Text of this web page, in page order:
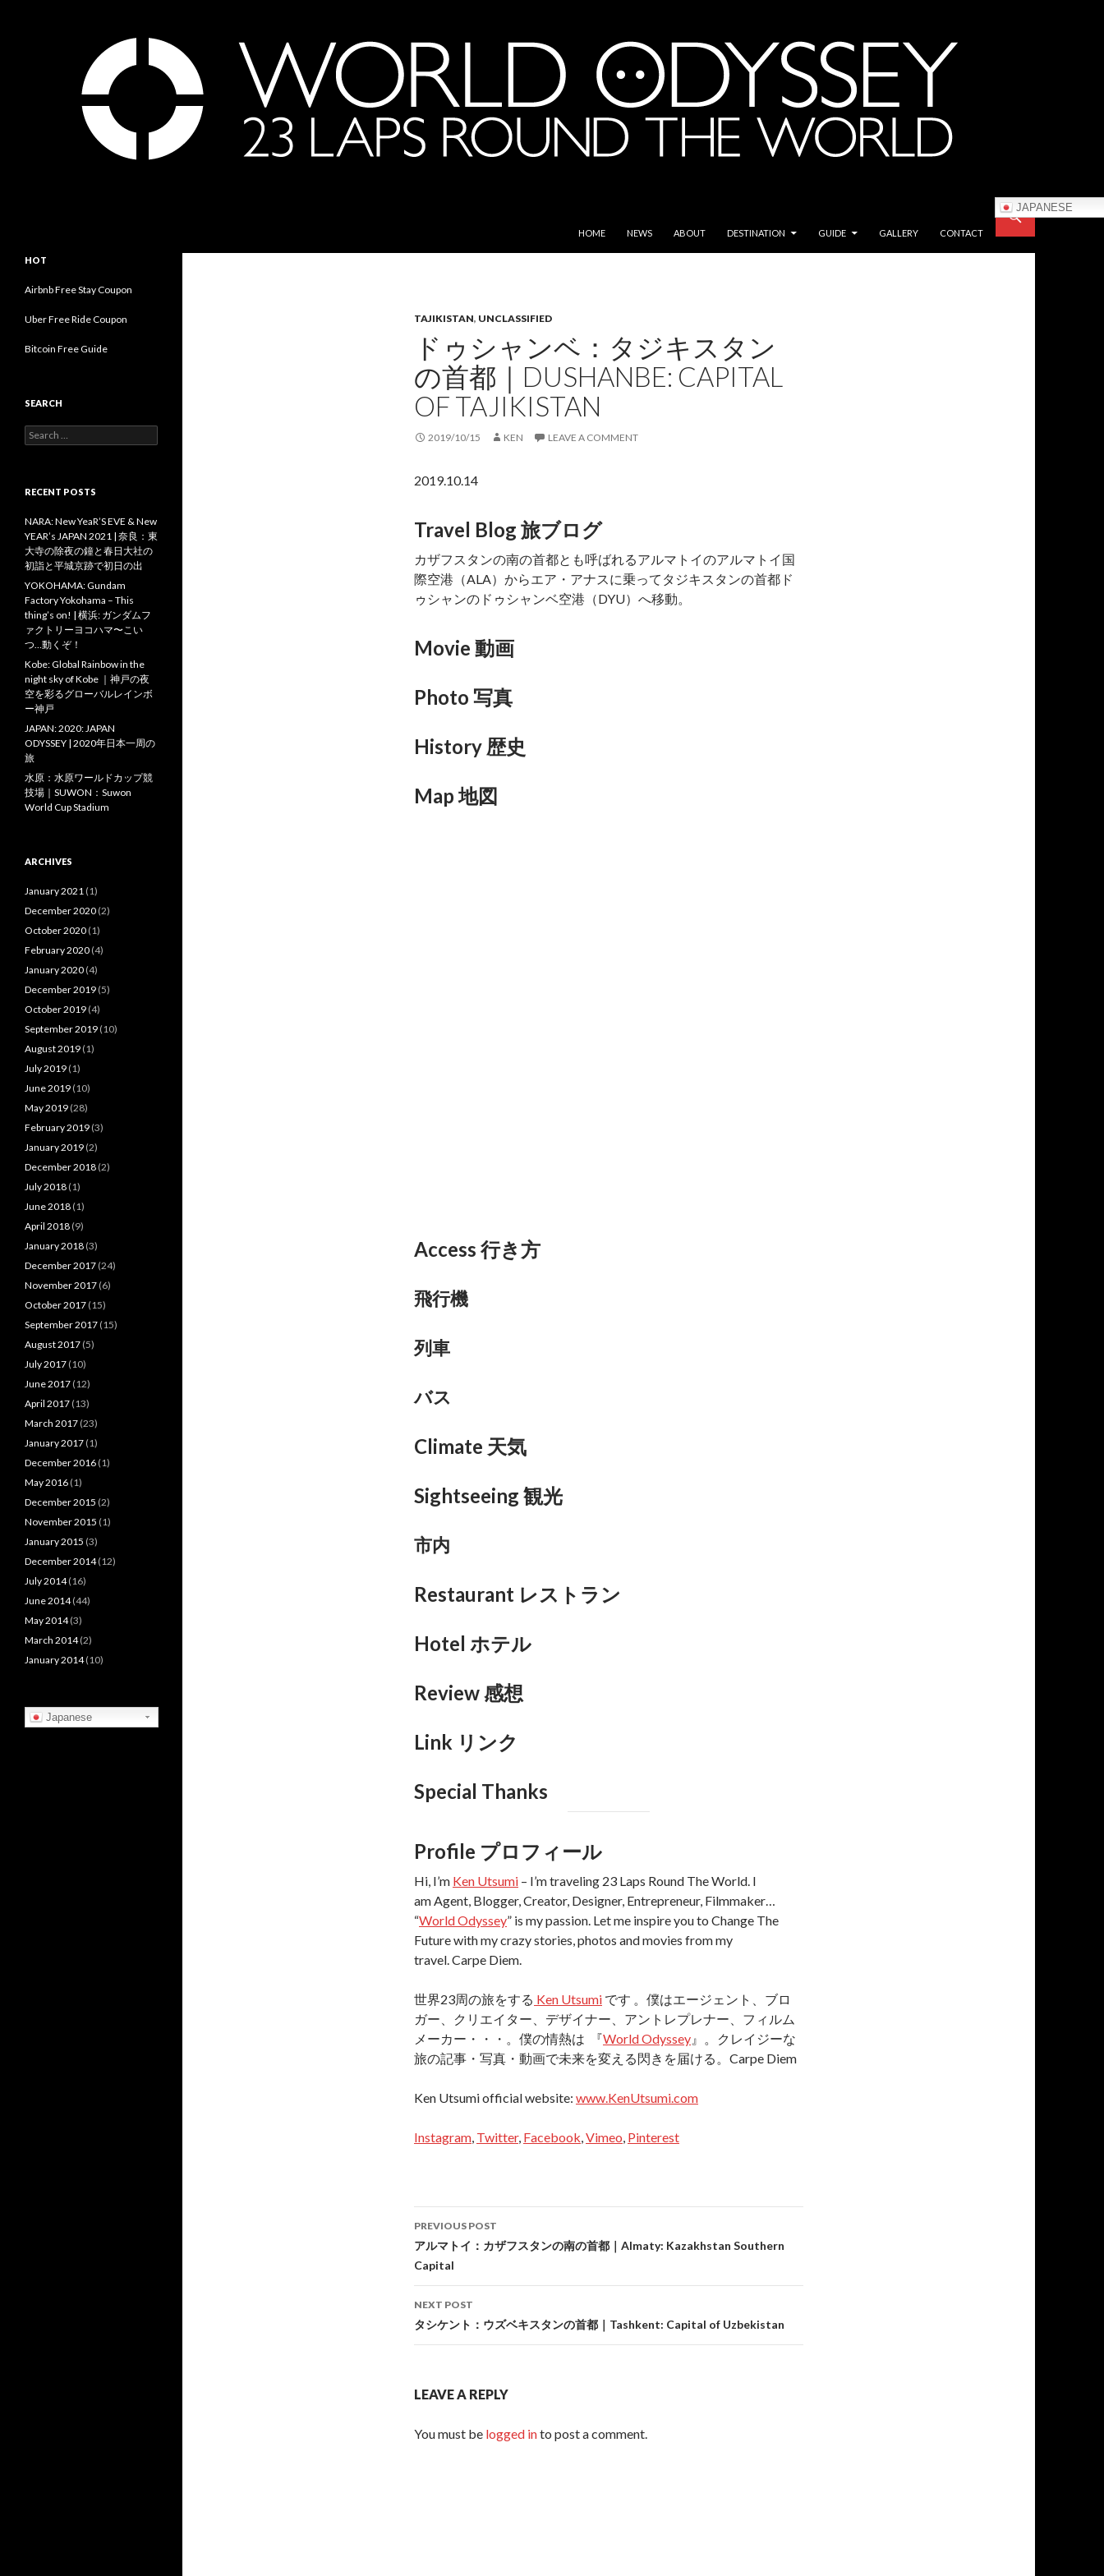
HOME NEWS ABOUT DESTINATION GUIDE GALLERY CONTACT
JAPANESE
TAJIKISTAN, UNCLASSIFIED
ドゥシャンベ：タジキスタン
の首都｜DUSHANBE: CAPITAL
OF TAJIKISTAN
2019/10/15 KEN LEAVE A COMMENT
2019.10.14
Travel Blog 旅ブログ
カザフスタンの南の首都とも呼ばれるアルマトイのアルマトイ国
際空港（ALA）からエア・アナスに乗ってタジキスタンの首都ド
ゥシャンのドゥシャンベ空港（DYU）へ移動。
Movie 動画
Photo 写真
History 歴史
Map 地図
Access 行き方
飛行機
列車
バス
Climate 天気
Sightseeing 観光
市内
Restaurant レストラン
Hotel ホテル
Review 感想
Link リンク
Special Thanks
Profile プロフィール
Hi, I’m Ken Utsumi – I’m traveling 23 Laps Round The World. I
am Agent, Blogger, Creator, Designer, Entrepreneur, Filmmaker…
“World Odyssey” is my passion. Let me inspire you to Change The
Future with my crazy stories, photos and movies from my
travel. Carpe Diem.
世界23周の旅をする Ken Utsumi です 。僕はエージェント、ブロ
ガー、クリエイター、デザイナー、アントレプレナー、フィルム
メーカー・・・。僕の情熱は 『World Odyssey 』。クレイジーな
旅の記事・写真・動画で未来を変える閃きを届ける。Carpe Diem
Ken Utsumi official website: www.KenUtsumi.com
Instagram, Twitter, Facebook,Vimeo, Pinterest
Post
navigation
PREVIOUS POST
アルマトイ：カザフスタンの南の首都｜Almaty: Kazakhstan Southern
Capital
NEXT POST
タシケント：ウズベキスタンの首都｜Tashkent: Capital of Uzbekistan
LEAVE A REPLY
You must be logged into post a comment.
永遠の旅人内海賢祐の世界旅行ブロ
World Travel Blog
HOT
Airbnb Free Stay Coupon
Uber Free Ride Coupon
Bitcoin Free Guide
SEARCH
Search
for:
RECENT POSTS
NARA: New YeaR’S EVE & New
YEAR’s JAPAN 2021 | 奈良：東
大寺の除夜の鐘と春日大社の
初詣と平城京跡で初日の出
YOKOHAMA: Gundam
Factory Yokohama – This
thing’s on! | 横浜: ガンダムフ
ァクトリーヨコハマ〜こい
つ…動くぞ！
Kobe: Global Rainbow in the
night sky of Kobe ｜神戸の夜
空を彩るグローバルレインボ
ー神戸
JAPAN: 2020: JAPAN
ODYSSEY | 2020年日本一周の
旅
水原：水原ワールドカップ競
技場｜SUWON：Suwon
World Cup Stadium
ARCHIVES
January 2021 (1)
December 2020 (2)
October 2020 (1)
February 2020 (4)
January 2020 (4)
December 2019 (5)
October 2019 (4)
September 2019 (10)
August 2019 (1)
July 2019 (1)
June 2019 (10)
May 2019 (28)
February 2019 (3)
January 2019 (2)
December 2018 (2)
July 2018 (1)
June 2018 (1)
April 2018 (9)
January 2018 (3)
December 2017 (24)
November 2017 (6)
October 2017 (15)
September 2017 (15)
August 2017 (5)
July 2017 (10)
June 2017 (12)
April 2017 (13)
March 2017 (23)
January 2017 (1)
December 2016 (1)
May 2016 (1)
December 2015 (2)
November 2015 (1)
January 2015 (3)
December 2014(12)
July 2014(16)
June 2014(44)
May 2014(3)
March 2014(2)
January 2014(10)
Japanese